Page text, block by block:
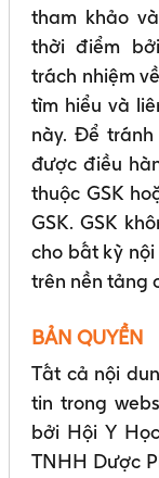
tham khảo
thời điểm
trách nhiệm
tìm hiểu và
này. Để
được điều
thuộc GSK
GSK. GSK
cho bất kỳ
trên nền tảng
BẢN QUYỀN
Tất cả nội
tin trong
bởi Hội Y
TNHH Dược